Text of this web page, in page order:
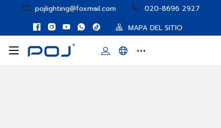
pojlighting@foxmail.com
020-8696 2927
MAPA DEL SITIO